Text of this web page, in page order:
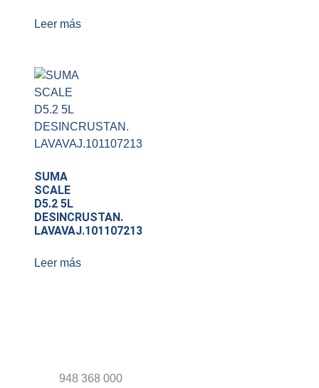
Leer más
SUMA
SCALE
D5.2 5L
DESINCRUSTAN.
LAVAVAJ.101107213
Leer más
948 368 000